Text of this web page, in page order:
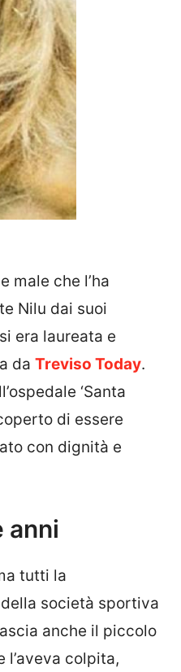
male che l’ha
Nilu dai suoi
era laureata e
da Treviso Today.
‘Santa
di essere
con dignità e
anni
tutti la
società sportiva
anche il piccolo
l’aveva colpita,